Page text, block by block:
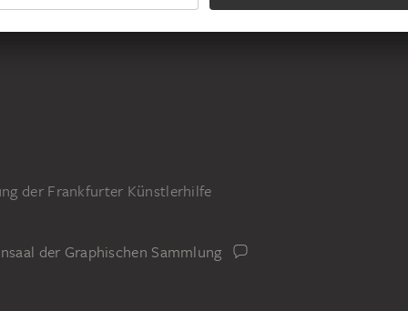
auf geripptem Büttenpapier
der Frankfurter Künstlerhilfe
der Graphischen Sammlung